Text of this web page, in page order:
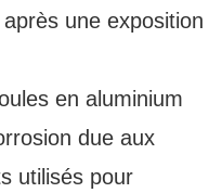
une exposition
en aluminium
due aux
utilisés pour